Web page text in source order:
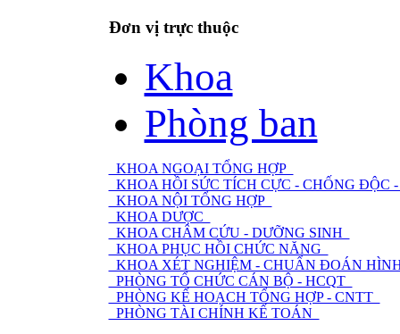
Đơn vị trực thuộc
Khoa
Phòng ban
KHOA NGOẠI TỔNG HỢP
KHOA HỒI SỨC TÍCH CỰC - CHỐNG
KHOA NỘI TỔNG HỢP
KHOA DƯỢC
KHOA CHÂM CỨU - DƯỠNG SINH
KHOA PHỤC HỒI CHỨC NĂNG
KHOA XÉT NGHIỆM - CHUẨN ĐOÁN
PHÒNG TỔ CHỨC CÁN BỘ - HCQT
PHÒNG KẾ HOẠCH TỔNG HỢP - CNTT
PHÒNG TÀI CHÍNH KẾ TOÁN